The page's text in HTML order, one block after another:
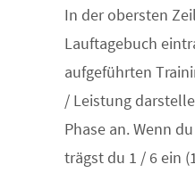
In der obersten
Lauftagebuch
aufgeführten
/ Leistung
Phase an. Wenn
trägst du 1 / 6 ein